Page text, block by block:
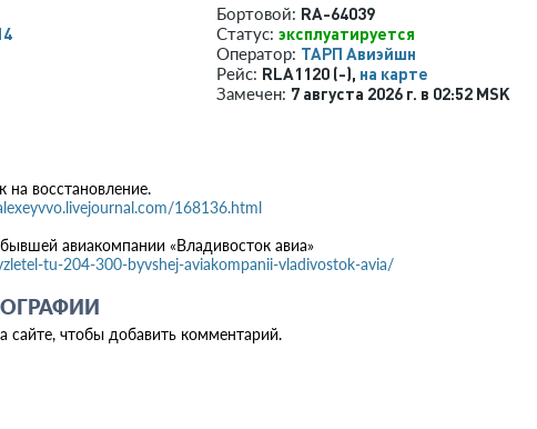
Бортовой: RA-64039
Статус: эксплуатируется
Оператор: ТАРП Авиэйшн
Рейс: RLA1120 (-), на карте
Замечен: 7 августа 2026 г. в 02:52 MSK
на восстановление.
168136.html
авиакомпании «Владивосток авиа»
tu-204-300-byvshej-aviakompanii-vladivostok-avia/
сайте, чтобы добавить комментарий.